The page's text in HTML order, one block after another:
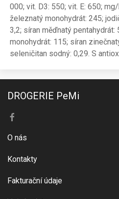
000; vit. D3: 550; vit. E: 650;
železnatý monohydrát: 245;
3,2; síran měďnatý pentahydrát:
monohydrát: 115; síran
seleničitan sodný: 0,29. S
DROGERIE PeMi
O nás
Kontakty
Fakturační údaje